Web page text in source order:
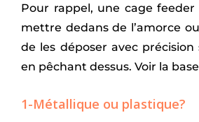
Pour rappel, une cage feeder
mettre dedans de l’amorce
de les déposer avec
en pêchant dessus. Voir la
1-Métallique ou plastique?